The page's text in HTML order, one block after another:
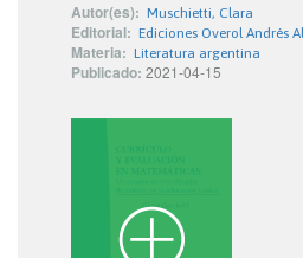
Autor(es): Muschietti, Clara
Editorial: Ediciones Overol Andrés
Materia: Literatura argentina
Publicado: 2021-04-15